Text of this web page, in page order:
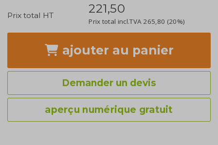
Prix total HT 221,50
Prix total incl.TVA 265,80 (20%)
ajouter au panier
Demander un devis
aperçu numérique gratuit